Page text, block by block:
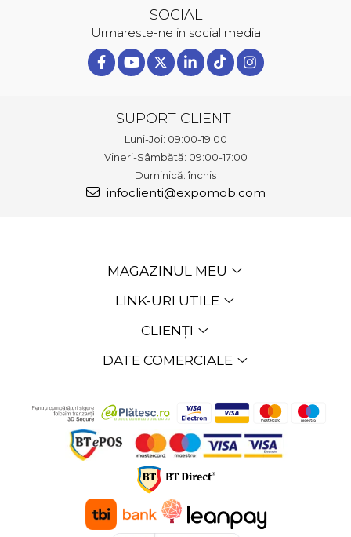
SOCIAL
Urmareste-ne in social media
SUPORT CLIENTI
Luni-Joi: 09:00-19:00
Vineri-Sâmbătă: 09:00-17:00
Duminică: închis
infoclienti@expomob.com
MAGAZINUL MEU
LINK-URI UTILE
CLIENȚI
DATE COMERCIALE